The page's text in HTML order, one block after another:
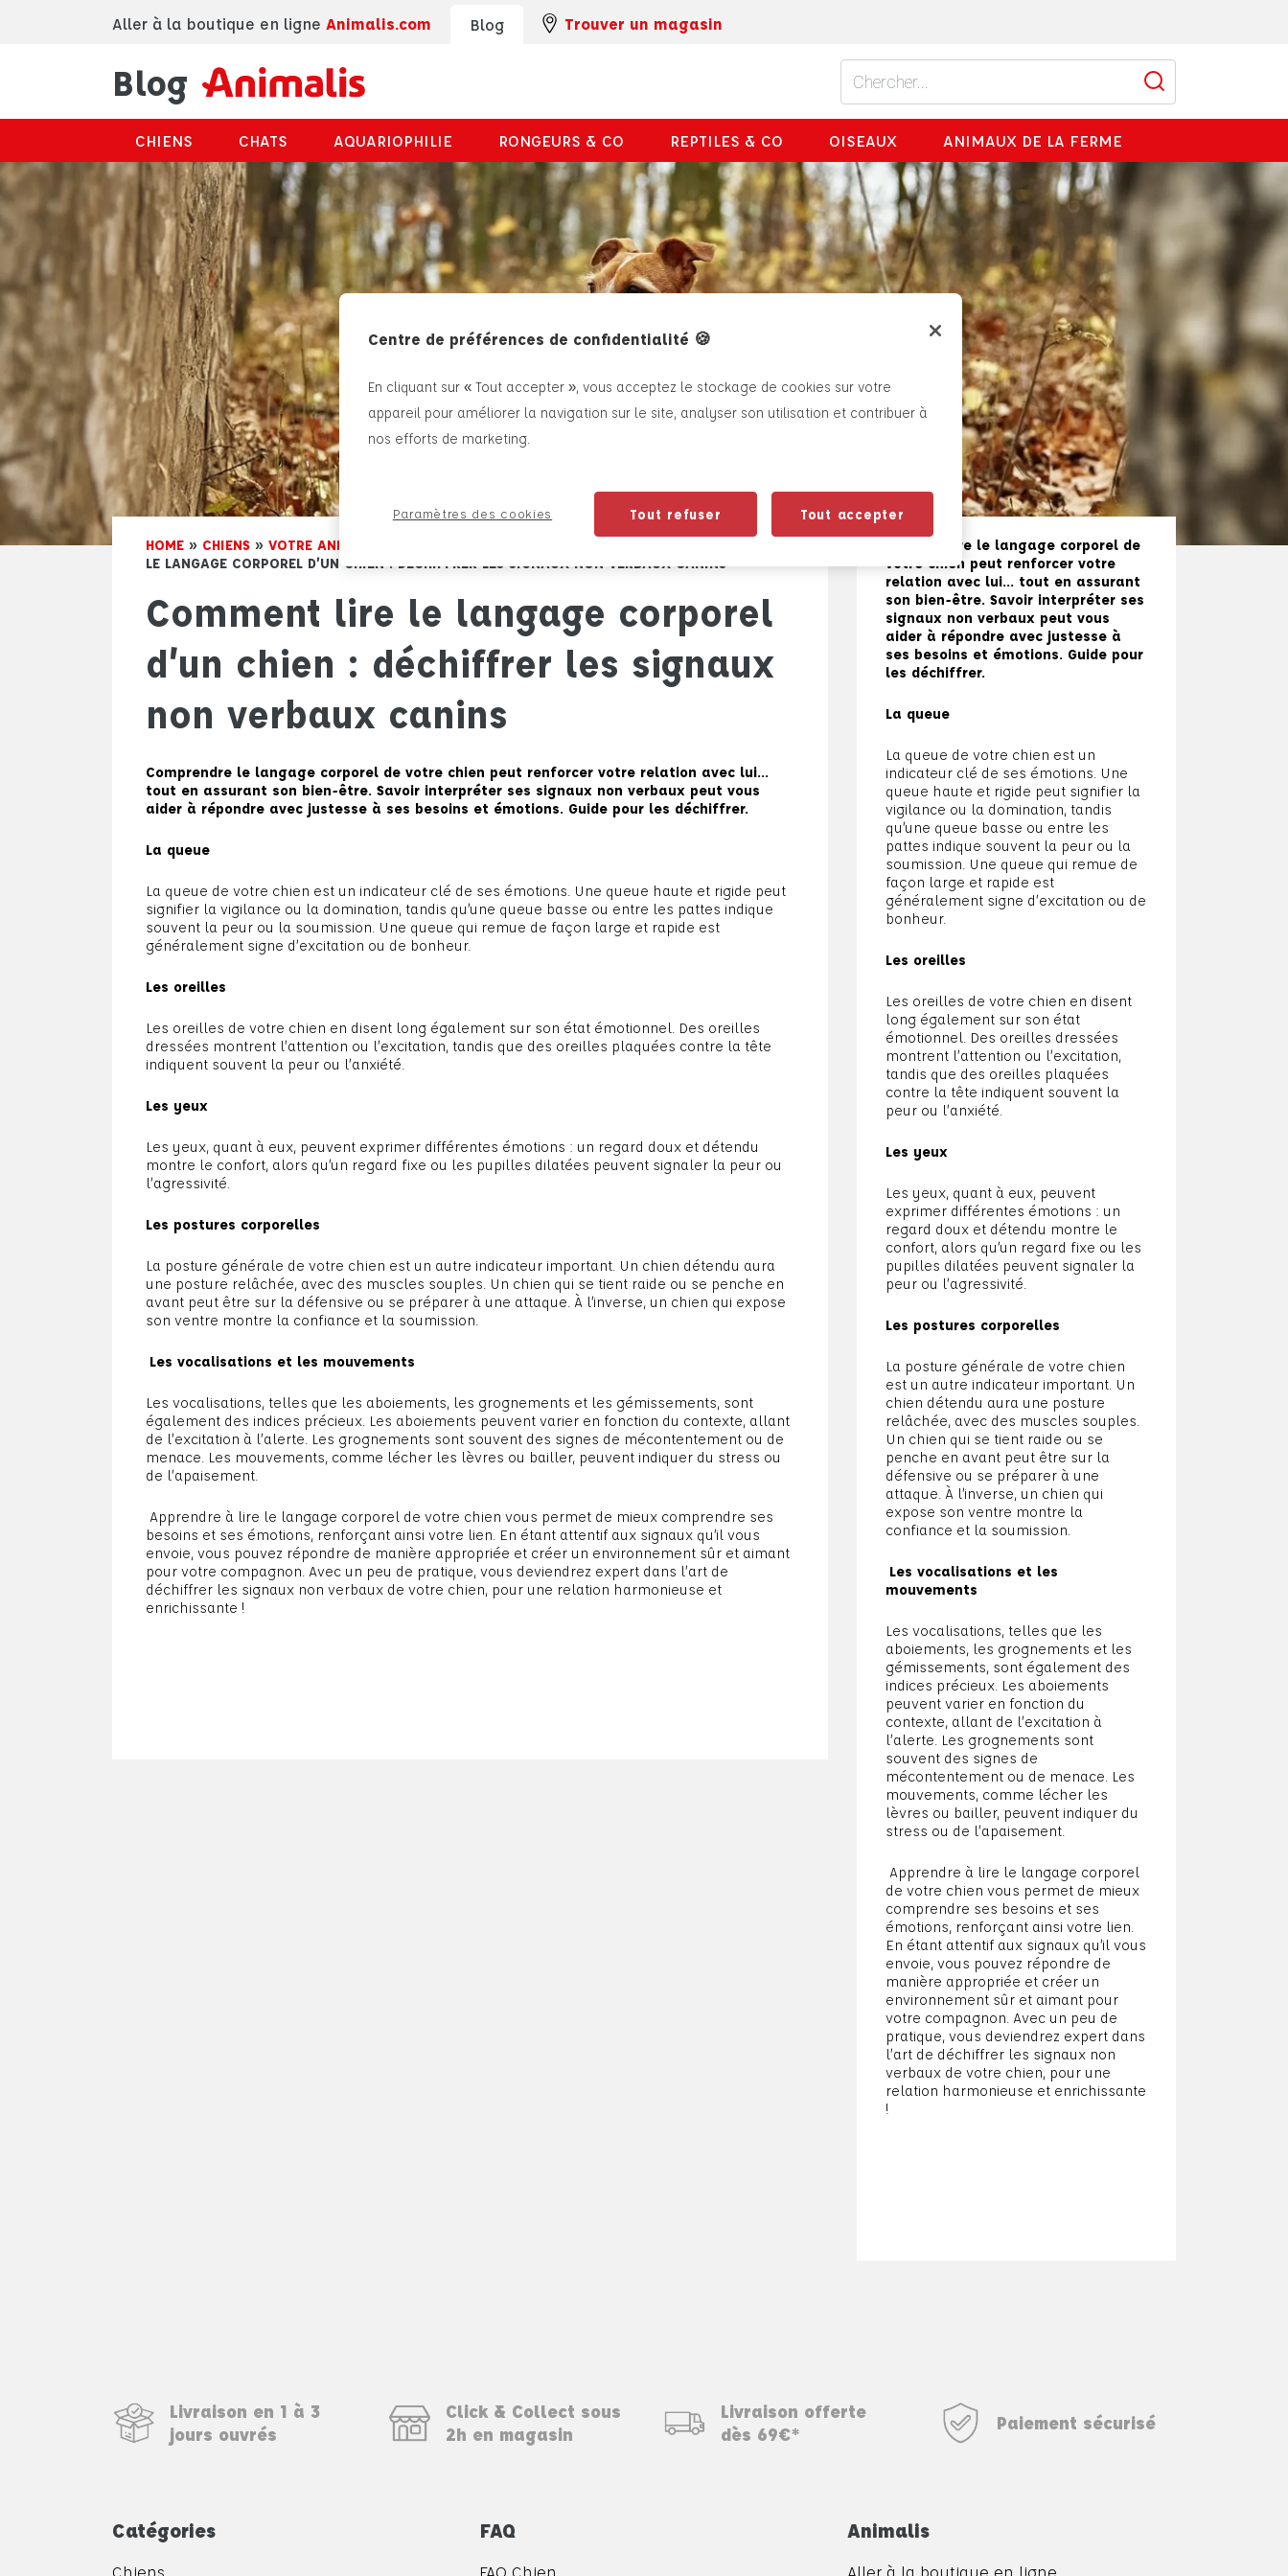
Aller à la boutique en ligne Animalis.com Blog Trouver un magasin
Blog
CHIENS CHATS AQUARIOPHILIE RONGEURS & CO REPTILES & CO OISEAUX ANIMAUX DE LA FERME
HOME » CHIENS » VOTRE ANIMAL ET VOUS
LE LANGAGE CORPOREL D’UN CHIEN : DÉCHIFFRER LES SIGNAUX NON VERBAUX CANINS
Comment lire le langage corporel
d’un chien : déchiffrer les signaux
non verbaux canins
Comprendre le langage corporel de votre chien peut renforcer votre relation avec lui…
tout en assurant son bien-être. Savoir interpréter ses signaux non verbaux peut vous
aider à répondre avec justesse à ses besoins et émotions. Guide pour les déchiffrer.
La queue
La queue de votre chien est un indicateur clé de ses émotions. Une queue haute et rigide peut
signifier la vigilance ou la domination, tandis qu’une queue basse ou entre les pattes indique
souvent la peur ou la soumission. Une queue qui remue de façon large et rapide est
généralement signe d’excitation ou de bonheur.
Les oreilles
Les oreilles de votre chien en disent long également sur son état émotionnel. Des oreilles
dressées montrent l’attention ou l’excitation, tandis que des oreilles plaquées contre la tête
indiquent souvent la peur ou l’anxiété.
Les yeux
Les yeux, quant à eux, peuvent exprimer différentes émotions : un regard doux et détendu
montre le confort, alors qu’un regard fixe ou les pupilles dilatées peuvent signaler la peur ou
l’agressivité.
Les postures corporelles
La posture générale de votre chien est un autre indicateur important. Un chien détendu aura
une posture relâchée, avec des muscles souples. Un chien qui se tient raide ou se penche en
avant peut être sur la défensive ou se préparer à une attaque. À l’inverse, un chien qui expose
son ventre montre la confiance et la soumission.
Les vocalisations et les mouvements
Les vocalisations, telles que les aboiements, les grognements et les gémissements, sont
également des indices précieux. Les aboiements peuvent varier en fonction du contexte, allant
de l’excitation à l’alerte. Les grognements sont souvent des signes de mécontentement ou de
menace. Les mouvements, comme lécher les lèvres ou bailler, peuvent indiquer du stress ou
de l’apaisement.
Apprendre à lire le langage corporel de votre chien vous permet de mieux comprendre ses
besoins et ses émotions, renforçant ainsi votre lien. En étant attentif aux signaux qu’il vous
envoie, vous pouvez répondre de manière appropriée et créer un environnement sûr et aimant
pour votre compagnon. Avec un peu de pratique, vous deviendrez expert dans l’art de
déchiffrer les signaux non verbaux de votre chien, pour une relation harmonieuse et
enrichissante !
Comprendre le langage corporel de
votre chien peut renforcer votre
relation avec lui… tout en assurant
son bien-être. Savoir interpréter ses
signaux non verbaux peut vous
aider à répondre avec justesse à
ses besoins et émotions. Guide pour
les déchiffrer.
La queue
La queue de votre chien est un
indicateur clé de ses émotions. Une
queue haute et rigide peut signifier la
vigilance ou la domination, tandis
qu’une queue basse ou entre les
pattes indique souvent la peur ou la
soumission. Une queue qui remue de
façon large et rapide est
généralement signe d’excitation ou de
bonheur.
Les oreilles
Les oreilles de votre chien en disent
long également sur son état
émotionnel. Des oreilles dressées
montrent l’attention ou l’excitation,
tandis que des oreilles plaquées
contre la tête indiquent souvent la
peur ou l’anxiété.
Les yeux
Les yeux, quant à eux, peuvent
exprimer différentes émotions : un
regard doux et détendu montre le
confort, alors qu’un regard fixe ou les
pupilles dilatées peuvent signaler la
peur ou l’agressivité.
Les postures corporelles
La posture générale de votre chien
est un autre indicateur important. Un
chien détendu aura une posture
relâchée, avec des muscles souples.
Un chien qui se tient raide ou se
penche en avant peut être sur la
défensive ou se préparer à une
attaque. À l’inverse, un chien qui
expose son ventre montre la
confiance et la soumission.
Les vocalisations et les
mouvements
Les vocalisations, telles que les
aboiements, les grognements et les
gémissements, sont également des
indices précieux. Les aboiements
peuvent varier en fonction du
contexte, allant de l’excitation à
l’alerte. Les grognements sont
souvent des signes de
mécontentement ou de menace. Les
mouvements, comme lécher les
lèvres ou bailler, peuvent indiquer du
stress ou de l’apaisement.
Apprendre à lire le langage corporel
de votre chien vous permet de mieux
comprendre ses besoins et ses
émotions, renforçant ainsi votre lien.
En étant attentif aux signaux qu’il vous
envoie, vous pouvez répondre de
manière appropriée et créer un
environnement sûr et aimant pour
votre compagnon. Avec un peu de
pratique, vous deviendrez expert dans
l’art de déchiffrer les signaux non
verbaux de votre chien, pour une
relation harmonieuse et enrichissante
!
Livraison en 1 à 3
jours ouvrés
Click & Collect sous
2h en magasin
Livraison offerte
dès 69€*
Paiement sécurisé
Catégories
Chiens
FAQ
FAQ Chien
Animalis
Aller à la boutique en ligne
Centre de préférences de confidentialité 🍪
En cliquant sur « Tout accepter », vous acceptez le stockage de cookies sur votre
appareil pour améliorer la navigation sur le site, analyser son utilisation et contribuer à
nos efforts de marketing.
Tout refuser Tout accepter
Paramètres des cookies